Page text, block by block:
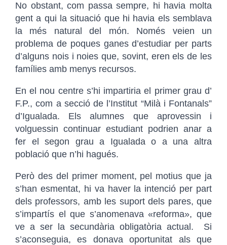
No obstant, com passa sempre, hi havia molta
gent a qui la situació que hi havia els semblava
la més natural del món. Només veien un
problema de poques ganes d’estudiar per parts
d’alguns nois i noies que, sovint, eren els de les
famílies amb menys recursos.
En el nou centre s’hi impartiria el primer grau d’
F.P., com a secció de l’Institut “Milà i Fontanals”
d’Igualada. Els alumnes que aprovessin i
volguessin continuar estudiant podrien anar a
fer el segon grau a Igualada o a una altra
població que n’hi hagués.
Però des del primer moment, pel motius que ja
s’han esmentat, hi va haver la intenció per part
dels professors, amb les suport dels pares, que
s’impartís el que s’anomenava «reforma», que
ve a ser la secundària obligatòria actual. Si
s’aconseguia, es donava oportunitat als que